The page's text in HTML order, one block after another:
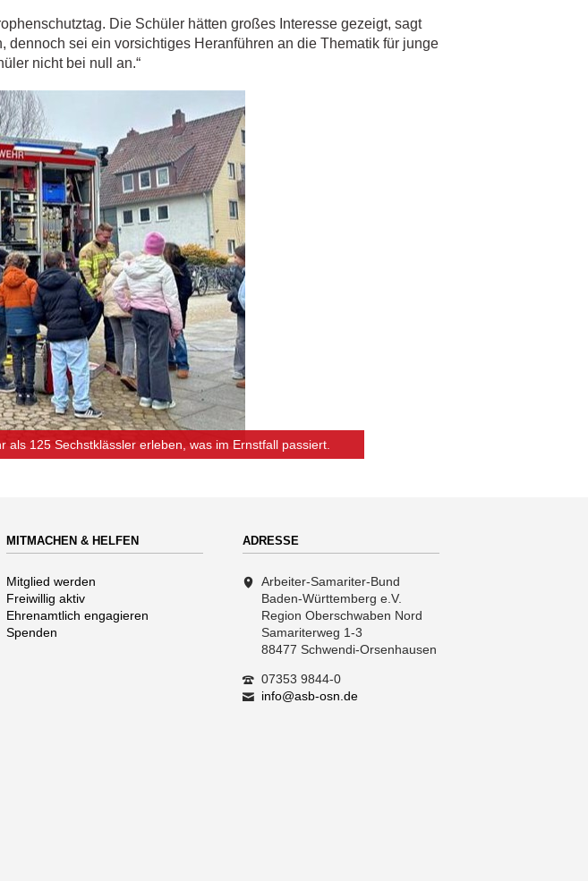
Die Schüler hätten großes Interesse gezeigt, sagt
sei ein vorsichtiges Heranführen an die Thematik für junge
nicht bei null an.“
125 Sechstklässler erleben, was im Ernstfall passiert.
MITMACHEN & HELFEN
Navigation
überspringen
Mitglied werden
Freiwillig aktiv
Ehrenamtlich engagieren
Spenden
ADRESSE
Arbeiter-Samariter-Bund
Baden-Württemberg e.V.
Region Oberschwaben Nord
Samariterweg 1-3
88477 Schwendi-Orsenhausen
07353 9844-0
info@asb-osn.de